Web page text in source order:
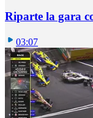
Riparte la gara
03:07